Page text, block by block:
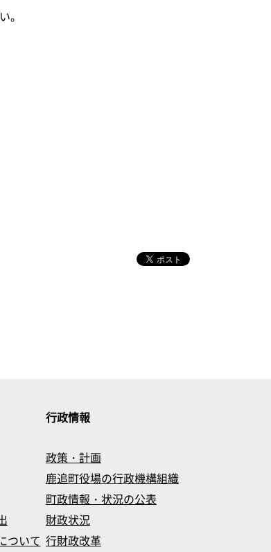
。
ついて
行政情報
政策・計画
鹿追町役場の行政機構組織
町政情報・状況の公表
財政状況
行財政改革